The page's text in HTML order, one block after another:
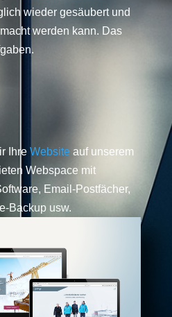
wieder gesäubert und
werden kann. Das
Ihre Website auf unserem
Webspace mit
Email-Postfächer,
Backup usw.